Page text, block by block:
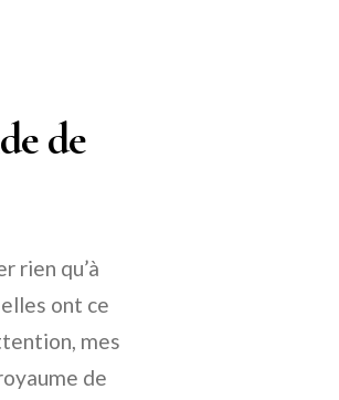
de
rien qu’à
ont ce
mes
de